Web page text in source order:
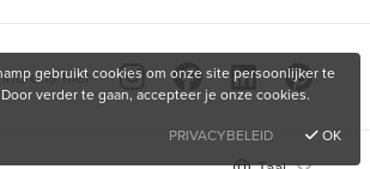
ons hier
gebruikt cookies om onze site persoonlijker te
verder te gaan, accepteer je onze cookies.
PRIVACYBELEID
OK